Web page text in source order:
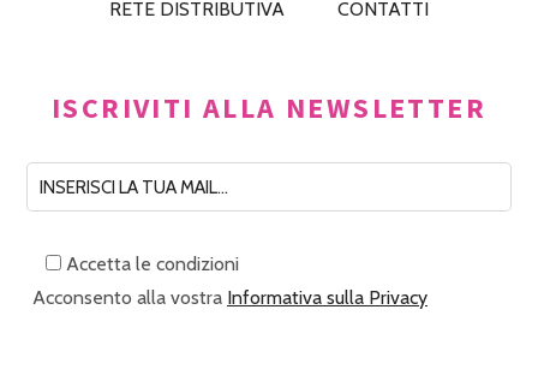
RETE DISTRIBUTIVA
CONTATTI
ISCRIVITI ALLA NEWSLETTER
Accetta le condizioni
Acconsento alla vostra Informativa sulla Privacy